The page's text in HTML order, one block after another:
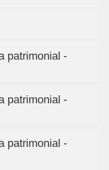
patrimonial -
patrimonial -
patrimonial -